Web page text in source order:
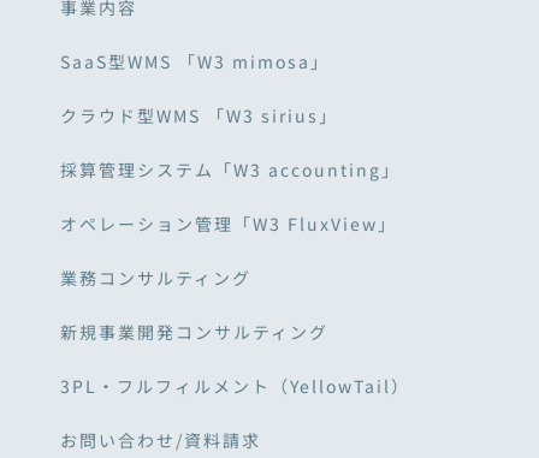
事業内容
SaaS型WMS 「W3 mimosa」
クラウド型WMS 「W3 sirius」
採算管理システム「W3 accounting」
オペレーション管理「W3 FluxView」
業務コンサルティング
新規事業開発コンサルティング
3PL・フルフィルメント（YellowTail）
お問い合わせ/資料請求